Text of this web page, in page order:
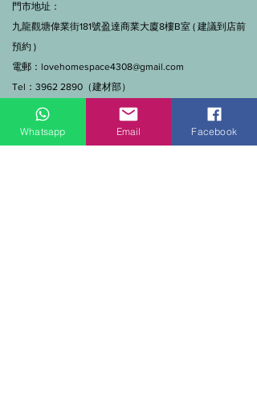
門市地址：
九龍觀塘偉業街181號盈達商業大廈8樓B室 ( 建議到店前
預約 )
電郵： lovehomespace4308@gmail.com
Tel：3962 2890（建材部）
WhatsApp：9144 7280（建材部）
門市營業時間：早上11點到7點(星期一門市休息)
線上及電話查詢：9:00-18:00（假日照常）。
Whatsapp Email Facebook